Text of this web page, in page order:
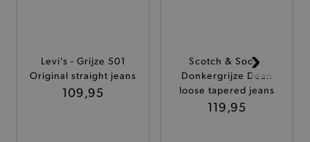
Levi's - Grijze 501
Original straight jeans
109,95
Scotch & Soda -
Donkergrijze Dean
loose tapered jeans
119,95
FUNCTIONALITEIT